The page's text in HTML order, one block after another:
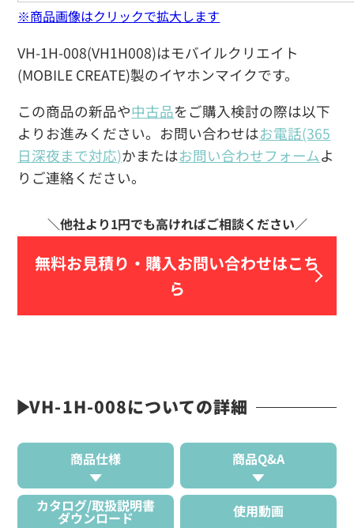
VH-1H-008(VH1H008)はモバイルクリエイト
(MOBILE CREATE)製のイヤホンマイクです。
この商品の新品や中古品をご購入検討の際は以下
よりお進みください。お問い合わせはお電話(365
日深夜まで対応)かまたはお問い合わせフォームよ
りご連絡ください。
無料お見積り・ 購入お問い合わせはこち
ら
※商品画像はクリックで拡大します
VH-1H-008についての詳細
商品仕様 商品Q&A
カタログ/取扱説明書
ダウンロード 使用動画